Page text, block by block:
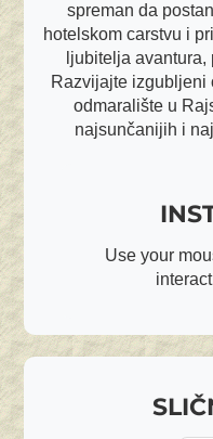
spreman da
hotelskom carstvu i
ljubitelja
Razvijajte izgubljeni
odmaralište u
najsunčanijih i
Use your